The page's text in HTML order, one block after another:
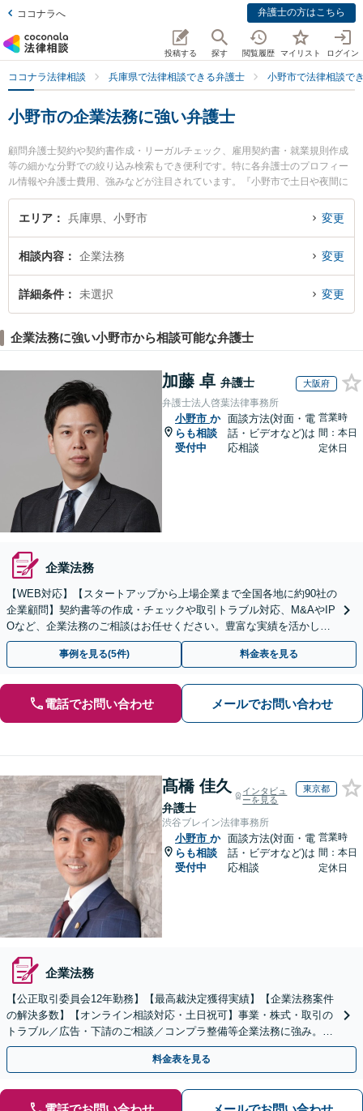
ココナラへ 弁護士の方はこちら
投稿する 探す 閲覧履歴 マイリスト ログイン
ココナラ法律相談 兵庫県で法律相談できる弁護士 小野市で法律相談で
小野市の企業法務に強い弁護士
顧問弁護士契約や契約書作成・リーガルチェック、雇用契約書・就業規則作成
等の細かな分野での絞り込み検索もでき便利です。特に各弁護士のプロフィー
ル情報や弁護士費用、強みなどが注目されています。『小野市で土日や夜間に
発生した企業法務のトラブルを今すぐに弁護士に相談したい』『企業法務のト
ラブル解決の実績豊富な近くの弁護士を検索したい』『初回相談無料で企業法
エリア 兵庫県、小野市 変更
相談内容 企業法務 変更
詳細条件 未選択 変更
企業法務に強い小野市から相談可能な弁護士
加藤 卓 弁護士 大阪府
弁護士法人啓葉法律事務所
小野市 か
らも相談
受付中
面談方法(対面・電
話・ビデオなど)は
応相談
営業時
間：本日
定休日
企業法務
【WEB対応】【スタートアップから上場企業まで全国各地に約90社の
企業顧問】契約書等の作成・チェックや取引トラブル対応、M&AやIP
Oなど、企業法務のご相談はお任せください。豊富な実績を活かし的
確に対応を進めてまいります。
事例を見る(5件) 料金表を見る
電話でお問い合わせ メールでお問い合わせ
髙橋 佳久
弁護士
インタビュ
ーを見る
東京都
渋谷ブレイン法律事務所
小野市 か
らも相談
受付中
面談方法(対面・電
話・ビデオなど)は
応相談
営業時
間：本日
定休日
企業法務
【公正取引委員会12年勤務】【最高裁決定獲得実績】【企業法務案件
の解決多数】【オンライン相談対応・土日祝可】事業・株式・取引の
トラブル／広告・下請のご相談／コンプラ整備等企業法務に強み。株
式の相続／誹謗中傷対策／不動産問題まで幅広く対応！
料金表を見る